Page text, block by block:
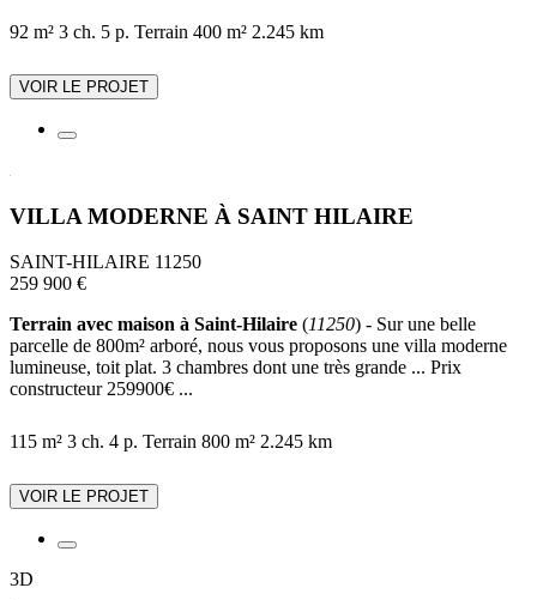
92 m² 3 ch. 5 p. Terrain 400 m² 2.245 km
VOIR LE PROJET
VILLA MODERNE À SAINT HILAIRE
SAINT-HILAIRE 11250
259 900 €
Terrain avec maison à Saint-Hilaire (11250) - Sur une belle
parcelle de 800m² arboré, nous vous proposons une villa moderne
lumineuse, toit plat. 3 chambres dont une très grande ... Prix
constructeur 259900€ ...
115 m² 3 ch. 4 p. Terrain 800 m² 2.245 km
VOIR LE PROJET
3D